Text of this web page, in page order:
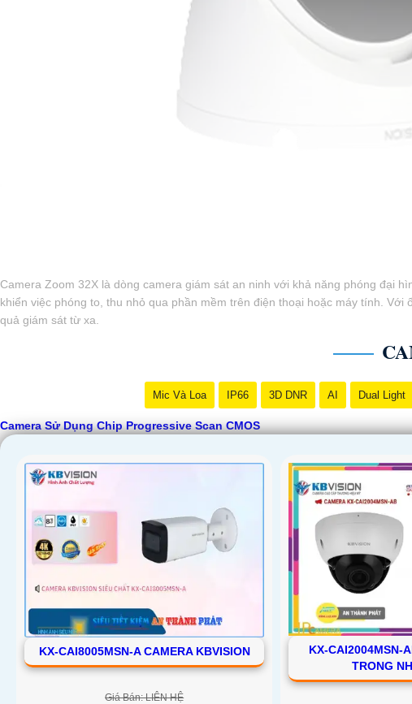
Camera Zoom 32X là dòng camera giám sát an ninh với khả năng phóng đại
khiển việc phóng to, thu nhỏ qua phần mềm trên điện thoại hoặc máy tính.
quả giám sát từ xa.
Mic Và Loa IP66 3D DNR AI Dual Light
Camera Sử Dụng Chip Progressive Scan CMOS
KX-CAI8005MSN-A CAMERA KBVISION
Giá Bán: LIÊN HỆ
KX-CAI2004MSN-
TRONG